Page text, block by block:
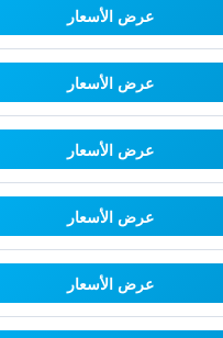
عرض الأسعار
عرض الأسعار
عرض الأسعار
عرض الأسعار
عرض الأسعار